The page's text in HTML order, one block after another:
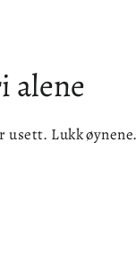
alene
Lukk